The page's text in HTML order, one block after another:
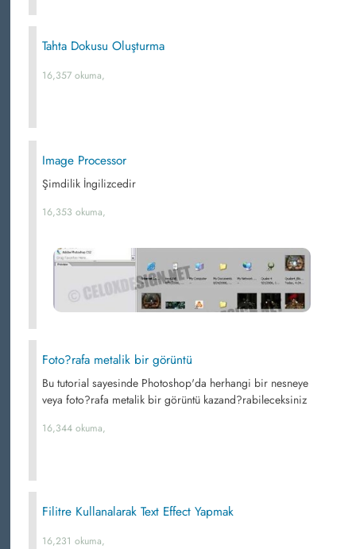
Tahta Dokusu Oluşturma
16,357 okuma,
Image Processor
Şimdilik İngilizcedir
16,353 okuma,
Foto?rafa metalik bir görüntü
Bu tutorial sayesinde Photoshop'da herhangi bir nesneye
veya foto?rafa metalik bir görüntü kazand?rabileceksiniz
16,344 okuma,
Filitre Kullanalarak Text Effect Yapmak
16,231 okuma,